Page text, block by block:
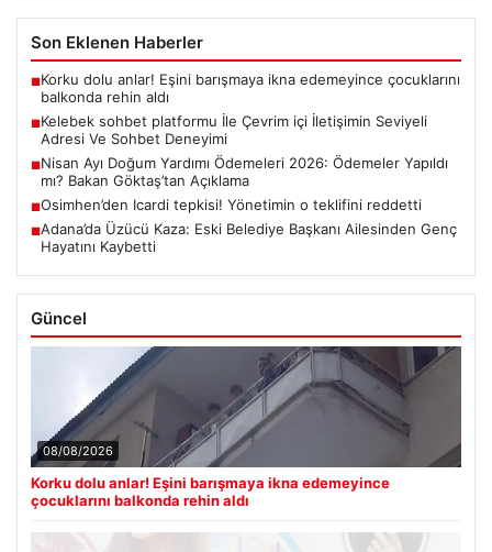
Son Eklenen Haberler
■Korku dolu anlar! Eşini barışmaya ikna edemeyince çocuklarını
balkonda rehin aldı
■Kelebek sohbet platformu İle Çevrim içi İletişimin Seviyeli
Adresi Ve Sohbet Deneyimi
■Nisan Ayı Doğum Yardımı Ödemeleri 2026: Ödemeler Yapıldı
mı? Bakan Göktaş’tan Açıklama
■Osimhen’den Icardi tepkisi! Yönetimin o teklifini reddetti
■Adana’da Üzücü Kaza: Eski Belediye Başkanı Ailesinden Genç
Hayatını Kaybetti
Güncel
08/08/2026
Korku dolu anlar! Eşini barışmaya ikna edemeyince
çocuklarını balkonda rehin aldı